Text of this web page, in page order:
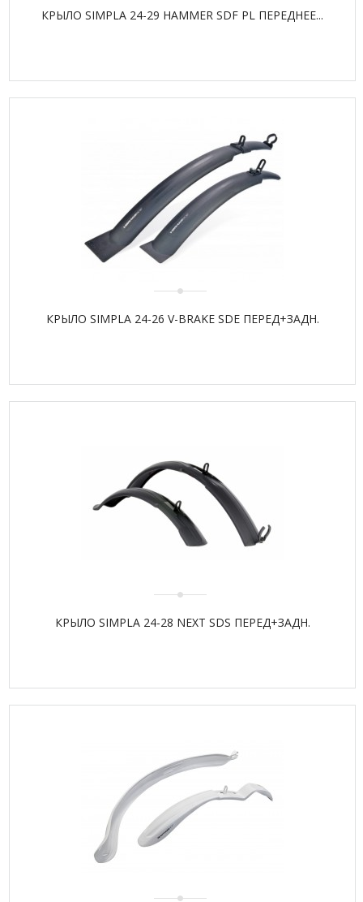
КРЫЛО SIMPLA 24-29 НАМMER SDF PL ПЕРЕДНЕЕ...
КРЫЛО SIMPLA 24-26 V-BRAKE SDE ПЕРЕД+ЗАДН.
КРЫЛО SIMPLA 24-28 NEXT SDS ПЕРЕД+ЗАДН.